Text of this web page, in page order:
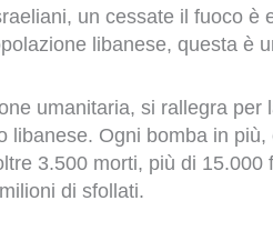
un cessate il fuoco
libanese, questa è
umanitaria, si rallegra
Ogni bomba in
3.500 morti, più di
di sfollati.